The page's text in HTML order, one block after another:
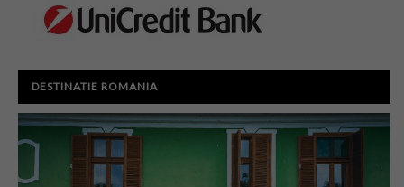
DESTINATIE ROMANIA